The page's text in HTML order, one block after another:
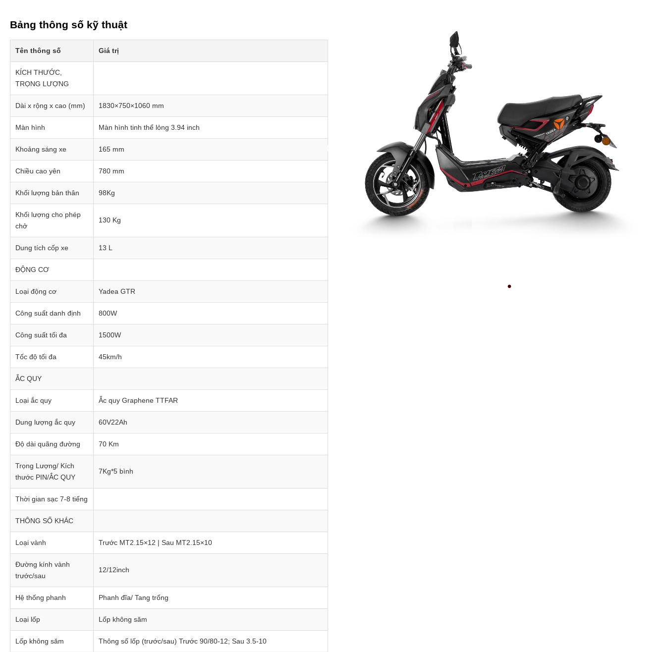
Bảng thông số kỹ thuật
Tên thông số Giá trị
KÍCH THƯỚC,
TRỌNG LƯỢNG
Dài x rộng x cao (mm) 1830×750×1060 mm
Màn hình Màn hình tinh thể lỏng 3.94 inch
Khoảng sáng xe 165 mm
Chiều cao yên 780 mm
Khối lượng bản thân 98Kg
Khối lượng cho phép
chở
130 Kg
Dung tích cốp xe 13 L
ĐỘNG CƠ
Loại động cơ Yadea GTR
Công suất danh định 800W
Công suất tối đa 1500W
Tốc độ tối đa 45km/h
ẮC QUY
Loại ắc quy Ắc quy Graphene TTFAR
Dung lượng ắc quy 60V22Ah
Độ dài quãng đường 70 Km
Trọng Lượng/ Kích
thước PIN/ẮC QUY
7Kg*5 bình
Thời gian sạc 7-8 tiếng
THÔNG SỐ KHÁC
Loại vành Trước MT2.15×12 | Sau MT2.15×10
Đường kính vành
trước/sau
12/12inch
Hệ thống phanh Phanh đĩa/ Tang trống
Loại lốp Lốp không săm
Lốp không săm Thông số lốp (trước/sau) Trước 90/80-12; Sau 3.5-10